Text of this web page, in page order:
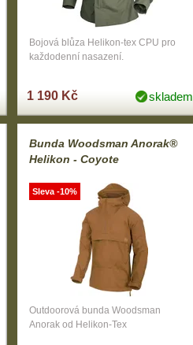
Bojová blůza Helikon-tex CPU pro
každodenní nasazení.
1 190 Kč skladem
Bunda Woodsman Anorak®
Helikon - Coyote
Outdoorová bunda Woodsman
Anorak od Helikon-Tex
Sleva -10%